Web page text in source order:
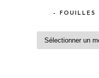
– FOUILLES